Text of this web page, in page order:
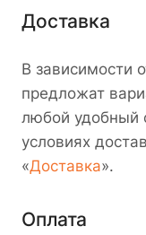
Доставка
В зависимости
предложат
любой удобный
условиях
«Доставка».
Оплата